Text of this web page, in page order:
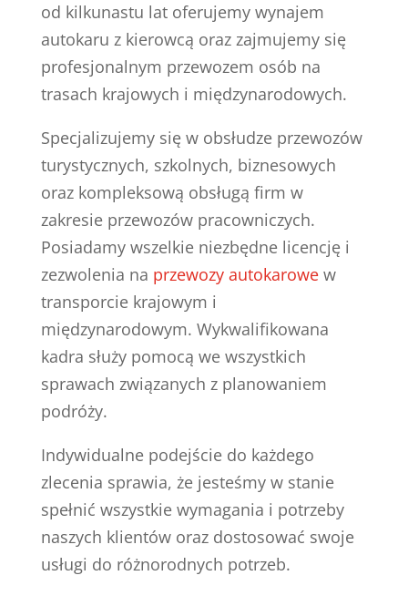
od kilkunastu lat oferujemy wynajem
autokaru z kierowcą oraz zajmujemy się
profesjonalnym przewozem osób na
trasach krajowych i międzynarodowych.
Specjalizujemy się w obsłudze przewozów
turystycznych, szkolnych, biznesowych
oraz kompleksową obsługą firm w
zakresie przewozów pracowniczych.
Posiadamy wszelkie niezbędne licencję i
zezwolenia na przewozy autokarowew
transporcie krajowym i
międzynarodowym. Wykwalifikowana
kadra służy pomocą we wszystkich
sprawach związanych z planowaniem
podróży.
Indywidualne podejście do każdego
zlecenia sprawia, że jesteśmy w stanie
spełnić wszystkie wymagania i potrzeby
naszych klientów oraz dostosować swoje
usługi do różnorodnych potrzeb.